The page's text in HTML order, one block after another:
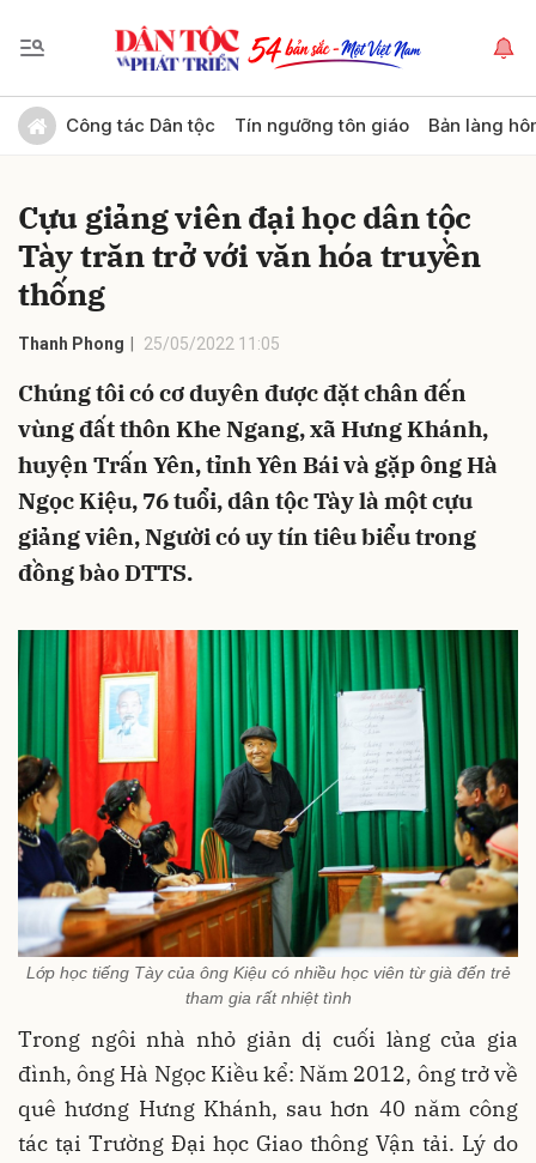
Công tác Dân tộc Tín ngưỡng tôn giáo Bản làng
Cựu giảng viên đại học dân tộc
Tày trăn trở với văn hóa truyền
thống
Thanh Phong 25/05/2022 11:05
Chúng tôi có cơ duyên được đặt chân đến
vùng đất thôn Khe Ngang, xã Hưng Khánh,
huyện Trấn Yên, tỉnh Yên Bái và gặp ông Hà
Ngọc Kiệu, 76 tuổi, dân tộc Tày là một cựu
giảng viên, Người có uy tín tiêu biểu trong
đồng bào DTTS.
Lớp học tiếng Tày của ông Kiệu có nhiều học viên từ già đến trẻ
tham gia rất nhiệt tình
Trong ngôi nhà nhỏ giản dị cuối làng của gia
đình, ông Hà Ngọc Kiều kể: Năm 2012, ông trở về
quê hương Hưng Khánh, sau hơn 40 năm công
tác tại Trường Đại học Giao thông Vận tải. Lý do
Gửi bình luận